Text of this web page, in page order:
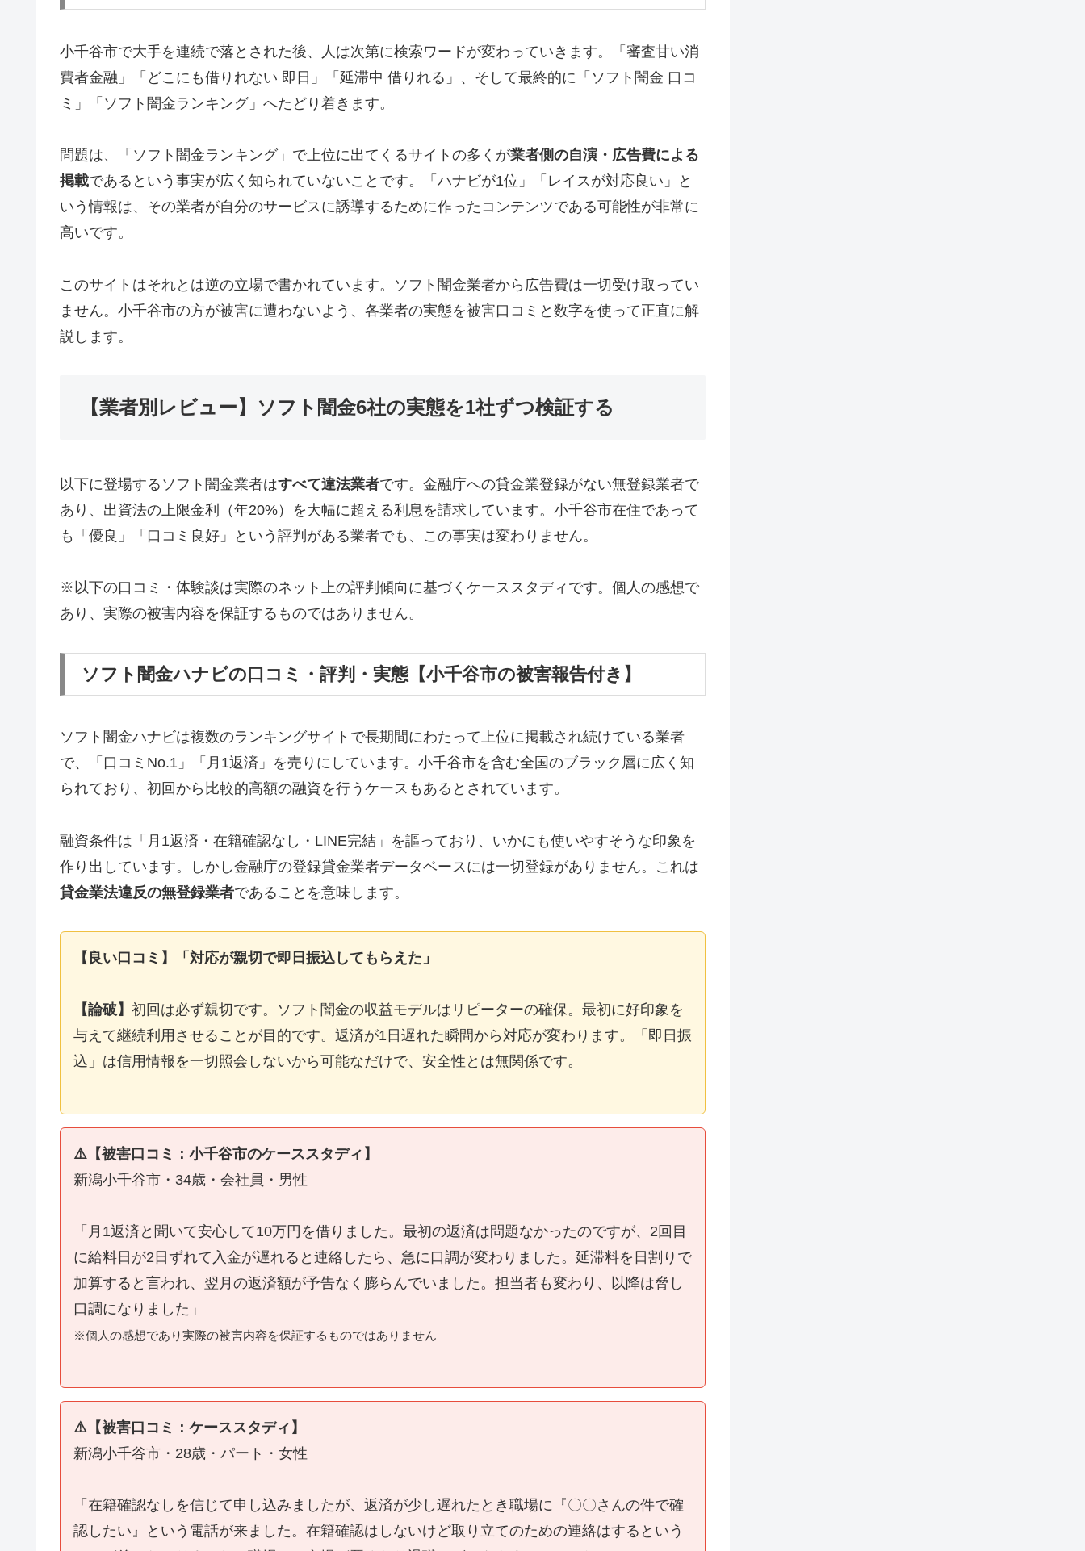
小千谷市で大手を連続で落とされた後、人は次第に検索ワードが変わっていきます。「審査甘い消
費者金融」「どこにも借りれない 即日」「延滞中 借りれる」、そして最終的に「ソフト闇金 口コ
ミ」「ソフト闇金ランキング」へたどり着きます。
問題は、「ソフト闇金ランキング」で上位に出てくるサイトの多くが業者側の自演・広告費による
掲載であるという事実が広く知られていないことです。「ハナビが1位」「レイスが対応良い」と
いう情報は、その業者が自分のサービスに誘導するために作ったコンテンツである可能性が非常に
高いです。
このサイトはそれとは逆の立場で書かれています。ソフト闇金業者から広告費は一切受け取ってい
ません。小千谷市の方が被害に遭わないよう、各業者の実態を被害口コミと数字を使って正直に解
説します。
【業者別レビュー】ソフト闇金6社の実態を1社ずつ検証する
以下に登場するソフト闇金業者はすべて違法業者です。金融庁への貸金業登録がない無登録業者で
あり、出資法の上限金利（年20%）を大幅に超える利息を請求しています。小千谷市在住であって
も「優良」「口コミ良好」という評判がある業者でも、この事実は変わりません。
※以下の口コミ・体験談は実際のネット上の評判傾向に基づくケーススタディです。個人の感想で
あり、実際の被害内容を保証するものではありません。
ソフト闇金ハナビの口コミ・評判・実態【小千谷市の被害報告付き】
ソフト闇金ハナビは複数のランキングサイトで長期間にわたって上位に掲載され続けている業者
で、「口コミNo.1」「月1返済」を売りにしています。小千谷市を含む全国のブラック層に広く知
られており、初回から比較的高額の融資を行うケースもあるとされています。
融資条件は「月1返済・在籍確認なし・LINE完結」を謳っており、いかにも使いやすそうな印象を
作り出しています。しかし金融庁の登録貸金業者データベースには一切登録がありません。これは
貸金業法違反の無登録業者であることを意味します。
【良い口コミ】「対応が親切で即日振込してもらえた」
【論破】 初回は必ず親切です。ソフト闇金の収益モデルはリピーターの確保。最初に好印象を
与えて継続利用させることが目的です。返済が1日遅れた瞬間から対応が変わります。「即日振
込」は信用情報を一切照会しないから可能なだけで、安全性とは無関係です。
⚠️【被害口コミ：小千谷市のケーススタディ】
新潟小千谷市・34歳・会社員・男性
「月1返済と聞いて安心して10万円を借りました。最初の返済は問題なかったのですが、2回目
に給料日が2日ずれて入金が遅れると連絡したら、急に口調が変わりました。延滞料を日割りで
加算すると言われ、翌月の返済額が予告なく膨らんでいました。担当者も変わり、以降は脅し
口調になりました」
※個人の感想であり実際の被害内容を保証するものではありません
⚠️【被害口コミ：ケーススタディ】
新潟小千谷市・28歳・パート・女性
「在籍確認なしを信じて申し込みましたが、返済が少し遅れたとき職場に『〇〇さんの件で確
認したい』という電話が来ました。在籍確認はしないけど取り立てのための連絡はするという